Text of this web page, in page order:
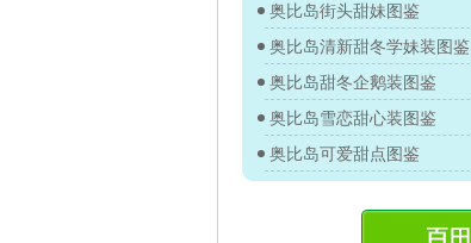
奥比岛街头甜妹图鉴
奥比岛清新甜冬学妹装图鉴
奥比岛甜冬企鹅装图鉴
奥比岛雪恋甜心装图鉴
奥比岛可爱甜点图鉴